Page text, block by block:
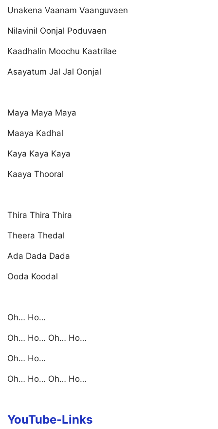
Unakena Vaanam Vaanguvaen
Nilavinil Oonjal Poduvaen
Kaadhalin Moochu Kaatrilae
Asayatum Jal Jal Oonjal
Maya Maya Maya
Maaya Kadhal
Kaya Kaya Kaya
Kaaya Thooral
Thira Thira Thira
Theera Thedal
Ada Dada Dada
Ooda Koodal
Oh… Ho…
Oh… Ho… Oh… Ho…
Oh… Ho…
Oh… Ho… Oh… Ho…
YouTube-Links